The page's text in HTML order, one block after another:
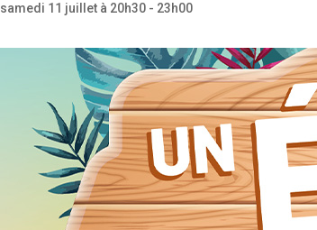
samedi 11 juillet à 20h30 - 23h00